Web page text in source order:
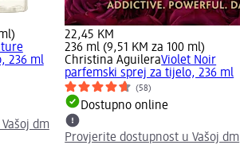
236 ml
dm
22,45 KM
236 ml (9,51 KM za 100 ml)
Christina AguileraViolet Noir
parfemski sprej za tijelo, 236 ml
(58)
Dostupno online
Provjerite dostupnost u Vašoj dm